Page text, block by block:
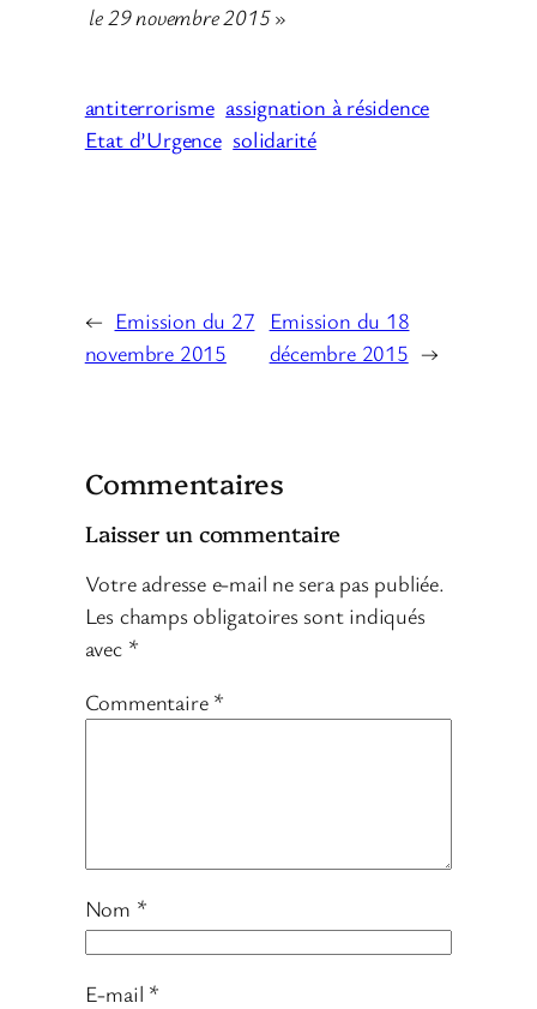
le 29 novembre 2015»
antiterrorisme assignation à résidence
Etat d’Urgence solidarité
← Emission du 27
novembre 2015
Emission du 18
décembre 2015 →
Commentaires
Laisser un commentaire
Votre adresse e-mail ne sera pas publiée.
Les champs obligatoires sont indiqués
avec *
Commentaire *
Nom *
E-mail *